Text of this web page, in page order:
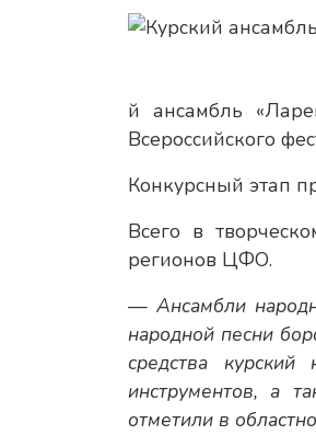
й ансамбль
Всероссийского
Конкурсный этап
Всего в
регионов ЦФО.
— Ансамбли
народной песни
средства
инструментов, а
отметили в